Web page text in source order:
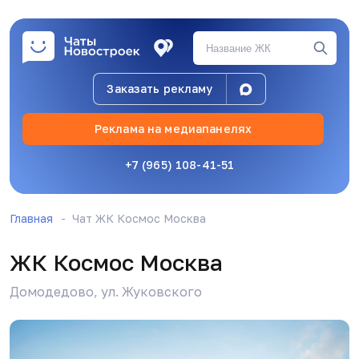
Реклама на медиапанелях
+7 (965) 108-41-51
Заказать рекламу
Главная Чат ЖК Космос Москва
ЖК Космос Москва
Домодедово, ул. Жуковского